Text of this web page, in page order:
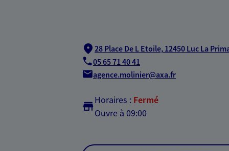
28 Place De L Etoile, 12450 Luc La
05 65 71 40 41
agence.molinier@axa.fr
Horaires : Fermé
Ouvre à 09:00